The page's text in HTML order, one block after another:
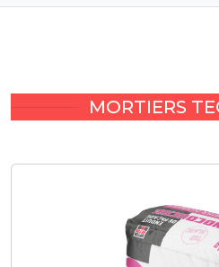
MORTIERS